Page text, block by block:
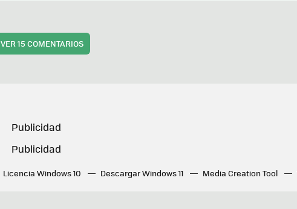
VER15 COMENTARIOS
Licencia Windows 10 Descargar Windows 11 Media Creation Tool